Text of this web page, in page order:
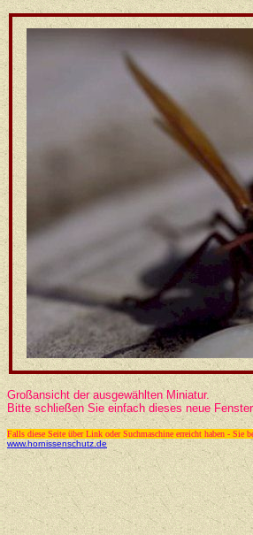
Großansicht der ausgewählten Miniatur.
Bitte schließen Sie einfach dieses neue
Falls diese Seite über Link oder Suchmaschine erreicht haben - Sie
www.hornissenschutz.de